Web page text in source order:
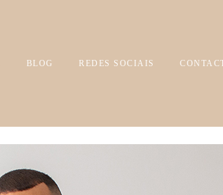
BLOG REDES SOCIAIS